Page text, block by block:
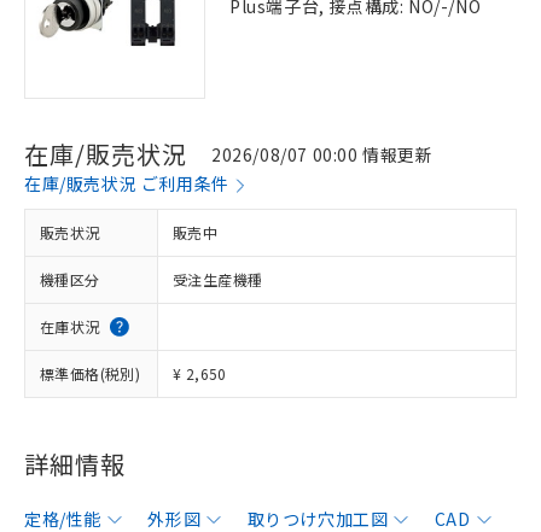
Plus端子台, 接点構成: NO/-/NO
在庫/販売状況
2026/08/07 00:00 情報更新
在庫/販売状況 ご利用条件
販売状況 販売中
機種区分 受注生産機種
在庫状況
標準価格(税別) ¥ 2,650
詳細情報
定格/性能 外形図 取りつけ穴加工図
CAD